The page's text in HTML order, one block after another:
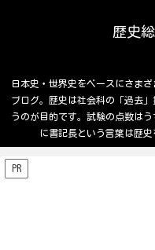
歴史
日本史・世界史をベースにさま
ブログ。歴史は社会科の「過去
うのが目的です。試験の点数は
に書記長という言葉は歴
PR